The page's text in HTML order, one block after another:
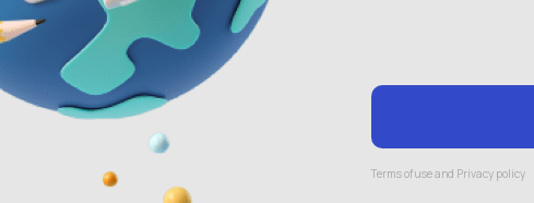
відрізняється. Воно адаптовано під нашу ментальність, а
опанувати її.
цифр тут - це супертренажёр для мозку. Ми робимо інтелект
місткою. Учені давно з'ясували, що робота з цифрами більше,
мозок і тренує його.
усно 30 чисел за 10 секунд.